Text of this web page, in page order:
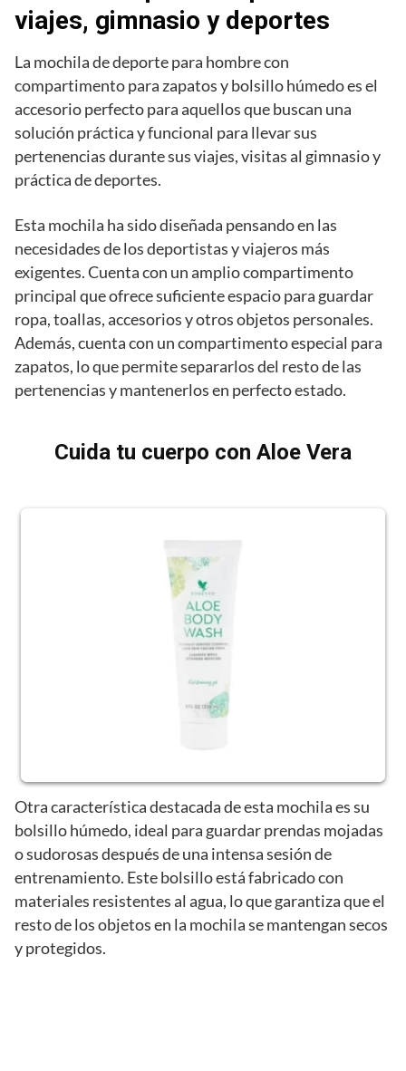
viajes, gimnasio y deportes
La mochila de deporte para hombre con
compartimento para zapatos y bolsillo húmedo es el
accesorio perfecto para aquellos que buscan una
solución práctica y funcional para llevar sus
pertenencias durante sus viajes, visitas al gimnasio y
práctica de deportes.
Esta mochila ha sido diseñada pensando en las
necesidades de los deportistas y viajeros más
exigentes. Cuenta con un amplio compartimento
principal que ofrece suficiente espacio para guardar
ropa, toallas, accesorios y otros objetos personales.
Además, cuenta con un compartimento especial para
zapatos, lo que permite separarlos del resto de las
pertenencias y mantenerlos en perfecto estado.
Cuida tu cuerpo con Aloe Vera
Otra característica destacada de esta mochila es su
bolsillo húmedo, ideal para guardar prendas mojadas
o sudorosas después de una intensa sesión de
entrenamiento. Este bolsillo está fabricado con
materiales resistentes al agua, lo que garantiza que el
resto de los objetos en la mochila se mantengan secos
y protegidos.